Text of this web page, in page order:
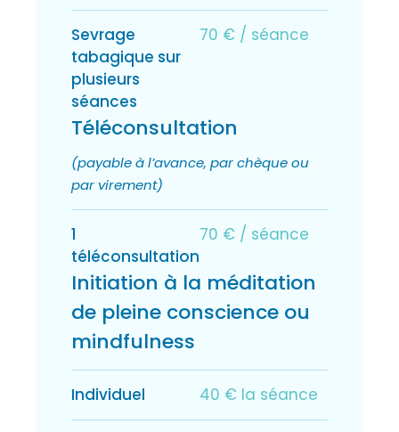
Sevrage
tabagique sur
plusieurs
séances
70 € / séance
Téléconsultation
(payable à l’avance, par chèque ou
par virement)
1
téléconsultation
70 € / séance
Initiation à la méditation
de pleine conscience ou
mindfulness
Individuel 40 € la séance